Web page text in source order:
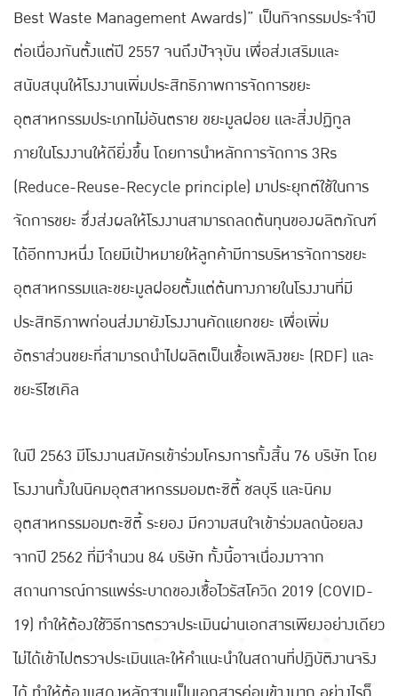
Best Waste Management Awards)” เป็นกิจกรรมประจำปี
ต่อเนื่องกันตั้งแต่ปี 2557 จนถึงปัจจุบัน เพื่อส่งเสริมและ
สนับสนุนให้โรงงานเพิ่มประสิทธิภาพการจัดการขยะ
อุตสาหกรรมประเภทไม่อันตราย ขยะมูลฝอย และสิ่งปฏิกูล
ภายในโรงงานให้ดียิ่งขึ้น โดยการนำหลักการจัดการ 3Rs
(Reduce-Reuse-Recycle principle) มาประยุกต์ใช้ในการ
จัดการขยะ ซึ่งส่งผลให้โรงงานสามารถลดต้นทุนของผลิตภัณฑ์
ได้อีกทางหนึ่ง โดยมีเป้าหมายให้ลูกค้ามีการบริหารจัดการขยะ
อุตสาหกรรมและขยะมูลฝอยตั้งแต่ต้นทางภายในโรงงานที่มี
ประสิทธิภาพก่อนส่งมายังโรงงานคัดแยกขยะ เพื่อเพิ่ม
อัตราส่วนขยะที่สามารถนำไปผลิตเป็นเชื้อเพลิงขยะ (RDF) และ
ขยะรีไซเคิล
ในปี 2563 มีโรงงานสมัครเข้าร่วมโครงการทั้งสิ้น 76 บริษัท โดย
โรงงานทั้งในนิคมอุตสาหกรรมอมตะซิตี้ ชลบุรี และนิคม
อุตสาหกรรมอมตะซิตี้ ระยอง มีความสนใจเข้าร่วมลดน้อยลง
จากปี 2562 ที่มีจำนวน 84 บริษัท ทั้งนี้อาจเนื่องมาจาก
สถานการณ์การแพร่ระบาดของเชื้อไวรัสโควิด 2019 (COVID-
19) ทำให้ต้องใช้วิธีการตรวจประเมินผ่านเอกสารเพียงอย่างเดียว
ไม่ได้เข้าไปตรวจประเมินและให้คำแนะนำในสถานที่ปฏิบัติงานจริง